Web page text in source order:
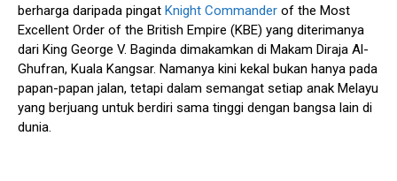
berharga daripada pingat Knight Commander of the Most
Excellent Order of the British Empire (KBE) yang diterimanya
dari King George V. Baginda dimakamkan di Makam Diraja Al-
Ghufran, Kuala Kangsar. Namanya kini kekal bukan hanya pada
papan-papan jalan, tetapi dalam semangat setiap anak Melayu
yang berjuang untuk berdiri sama tinggi dengan bangsa lain di
dunia.